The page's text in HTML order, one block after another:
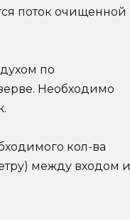
поток очищенной
по
Необходимо
кол-ва
между входом и